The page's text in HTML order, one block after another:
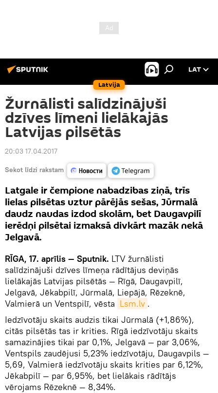
Latvija
LAT
Žurnālisti salīdzinājuši
dzīves līmeni lielākajās
Latvijas pilsētās
20:03 17.04.2017
Sekot līdzi rakstam
Latgale ir čempione nabadzibas ziņā, trīs
lielas pilsētas uztur pārējās sešas, Jūrmalā
daudz naudas izdod skolām, bet Daugavpilī
ierēdņi pilsētai izmaksā divkārt mazāk nekā
Jelgavā.
RĪGA, 17. aprīlis — Sputnik. LTV žurnālisti
salīdzinājuši dzīves līmeņa rādītājus deviņās
lielākajās Latvijas pilsētās — Rīgā, Daugavpilī,
Jelgavā, Jēkabpilī, Jūrmalā, Liepājā, Rēzeknē,
Valmierā un Ventspilī, vēsta Lsm.lv .
Iedzīvotāju skaits audzis tikai Jūrmalā (+1,86%),
citās pilsētās tas ir krities. Rīgā iedzīvotāju skaits
samazinājies tikai par 0,1%, Jelgavā — par 3,06%,
Ventspils zaudējusi 5,23% iedzīvotāju, Daugavpils —
5,69, Valmierā iedzīvotāju skaits krities par 6,12%,
Jēkabpilī — par 6,95%, bet lielākais rādītājs
vērojams Rēzeknē — 8,34%.